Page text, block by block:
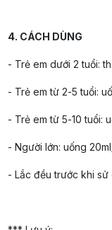
4. CÁCH DÙNG
- Trẻ em dưới 2 tuổi:
- Trẻ em từ 2-5 tuổi:
- Trẻ em từ 5-10 tuổi:
- Người lớn: uống
- Lắc đều trước khi sử